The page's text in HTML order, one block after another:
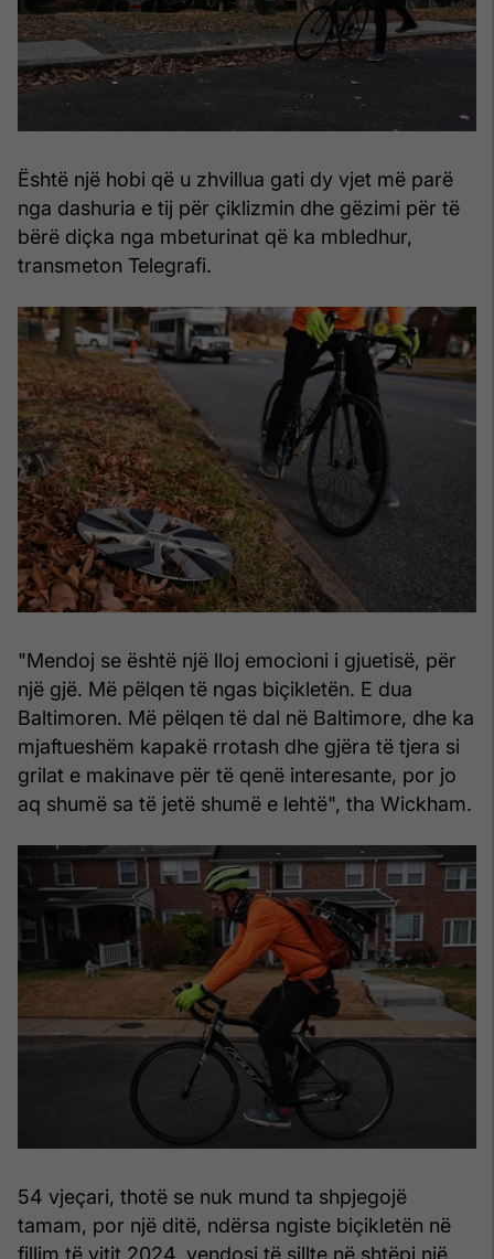
Është një hobi që u zhvillua gati dy vjet më parë
nga dashuria e tij për çiklizmin dhe gëzimi për të
bërë diçka nga mbeturinat që ka mbledhur,
transmeton Telegrafi.
"Mendoj se është një lloj emocioni i gjuetisë, për
një gjë. Më pëlqen të ngas biçikletën. E dua
Baltimoren. Më pëlqen të dal në Baltimore, dhe ka
mjaftueshëm kapakë rrotash dhe gjëra të tjera si
grilat e makinave për të qenë interesante, por jo
aq shumë sa të jetë shumë e lehtë", tha Wickham.
54 vjeçari, thotë se nuk mund ta shpjegojë
tamam, por një ditë, ndërsa ngiste biçikletën në
fillim të vitit 2024, vendosi të sillte në shtëpi një